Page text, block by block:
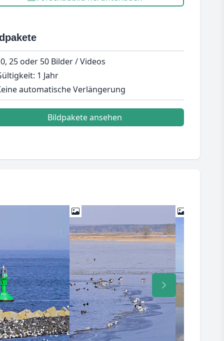
25 oder 50 Bilder / Videos
1 Jahr
automatische Verlängerung
Bildpakete ansehen